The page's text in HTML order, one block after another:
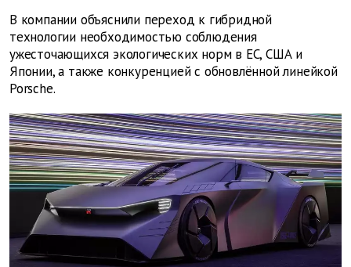
В компании объяснили переход к гибридной
технологии необходимостью соблюдения
ужесточающихся экологических норм в ЕС, США и
Японии, а также конкуренцией с обновлённой линейкой
Porsche.